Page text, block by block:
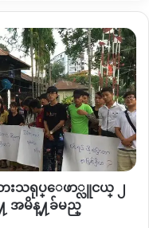
သရုပ္ေဖာ္လူငယ္ ၂
အမိန္႔ခ်မည္